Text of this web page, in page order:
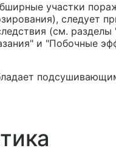
участки
следует
(см.
и "Побочные